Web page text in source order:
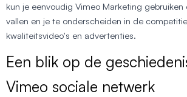
kun je eenvoudig Vimeo Marketing
vallen en je te onderscheiden in de
kwaliteitsvideo's en advertenties.
Een blik op de
Vimeo sociale netwerk